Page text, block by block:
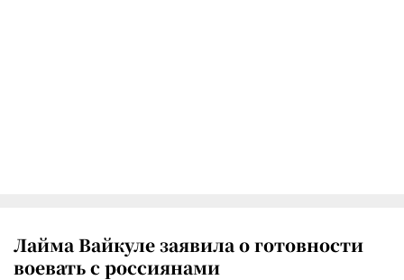
Лайма Вайкуле заявила о готовности
воевать с россиянами